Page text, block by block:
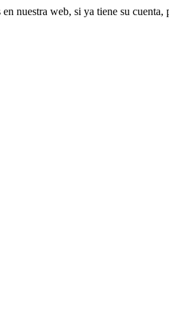
nuestra web, si ya tiene su cuenta,